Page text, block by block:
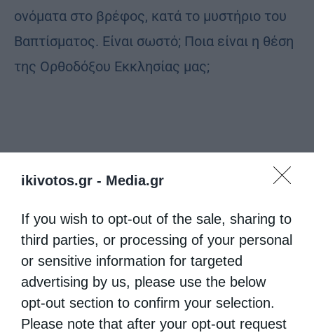
ikivotos.gr - Media.gr
If you wish to opt-out of the sale, sharing to
third parties, or processing of your personal
or sensitive information for targeted
advertising by us, please use the below
opt-out section to confirm your selection.
Please note that after your opt-out request
ονόματα στο βρέφος, κατά το μυστήριο του
Βαπτίσματος. Είναι σωστό; Ποια είναι η θέση
της Ορθοδόξου Εκκλησίας μας;